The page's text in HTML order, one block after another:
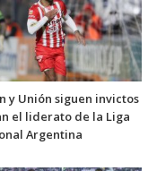
y Unión siguen invictos
el liderato de la Liga
Argentina